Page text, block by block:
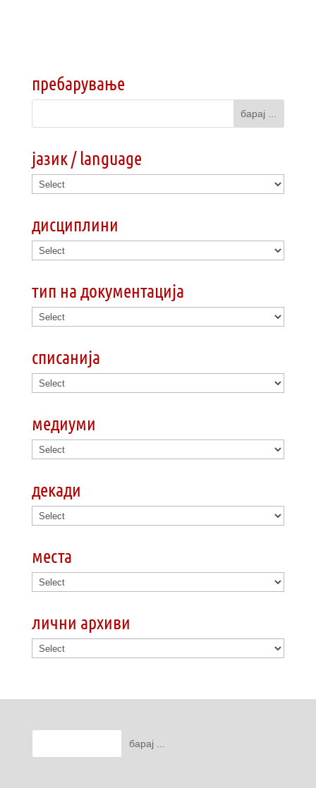
пребарување
јазик / language
дисциплини
тип на документација
списанија
медиуми
декади
места
лични архиви